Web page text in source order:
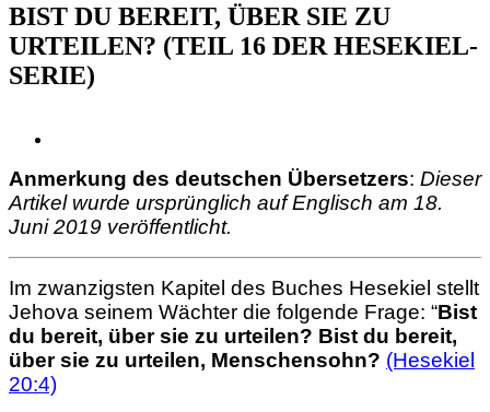
BIST DU BEREIT, ÜBER SIE ZU
URTEILEN? (TEIL 16 DER HESEKIEL-
SERIE)
Image
Anmerkung des deutschen Übersetzers: Dieser
Artikel wurde ursprünglich auf Englisch am 18.
Juni 2019 veröffentlicht.
Im zwanzigsten Kapitel des Buches Hesekiel stellt
Jehova seinem Wächter die folgende Frage: “Bist
du bereit, über sie zu urteilen? Bist du bereit,
über sie zu urteilen, Menschensohn? (Hesekiel
20:4)